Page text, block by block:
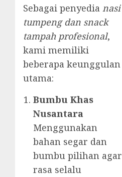
Sebagai penyedia nasi
tumpeng dan snack
tampah profesional,
kami memiliki
beberapa keunggulan
utama:
Bumbu Khas
Nusantara
Menggunakan
bahan segar dan
bumbu pilihan agar
rasa selalu